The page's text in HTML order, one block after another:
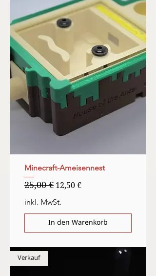
Minecraft-Ameisennest
Standardpreis
25,00 €Sale-Preis
12,50 €
inkl. MwSt.
In den Warenkorb
Verkauf